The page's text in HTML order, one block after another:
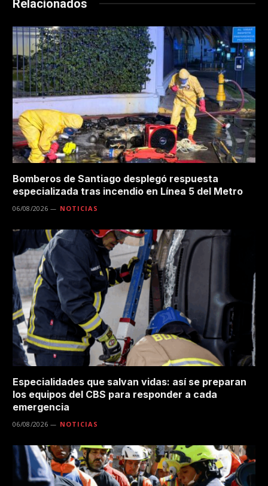
Relacionados
Bomberos de Santiago desplegó respuesta
especializada tras incendio en Línea 5 del Metro
06/08/2026 NOTICIAS
Especialidades que salvan vidas: así se preparan
los equipos del CBS para responder a cada
emergencia
06/08/2026 NOTICIAS